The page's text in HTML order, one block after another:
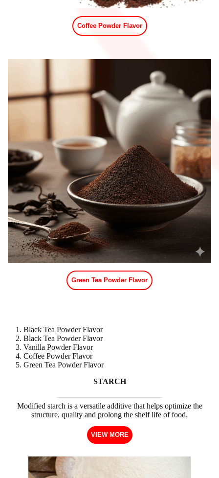
Coffee Powder Flavor
Green Tea Powder Flavor
Black Tea Powder Flavor
Black Tea Powder Flavor
Vanilla Powder Flavor
Coffee Powder Flavor
Green Tea Powder Flavor
STARCH
Modified starch is a versatile additive that helps optimize the
structure, quality and prolong the shelf life of food.
VIEW MORE